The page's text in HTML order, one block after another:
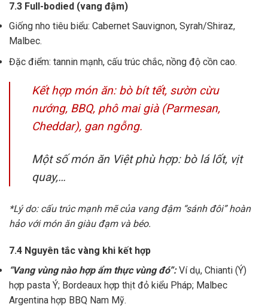
7.3 Full-bodied (vang đậm)
Giống nho tiêu biểu: Cabernet Sauvignon, Syrah/Shiraz,
Malbec.
Đặc điểm: tannin mạnh, cấu trúc chắc, nồng độ cồn cao.
Kết hợp món ăn: bò bít tết, sườn cừu
nướng, BBQ, phô mai già (Parmesan,
Cheddar), gan ngỗng.
Một số món ăn Việt phù hợp: bò lá lốt, vịt
quay,…
*Lý do: cấu trúc mạnh mẽ của vang đậm “sánh đôi” hoàn
hảo với món ăn giàu đạm và béo.
7.4 Nguyên tắc vàng khi kết hợp
“Vang vùng nào hợp ẩm thực vùng đó”:Ví dụ, Chianti (Ý)
hợp pasta Ý; Bordeaux hợp thịt đỏ kiểu Pháp; Malbec
Argentina hợp BBQ Nam Mỹ.